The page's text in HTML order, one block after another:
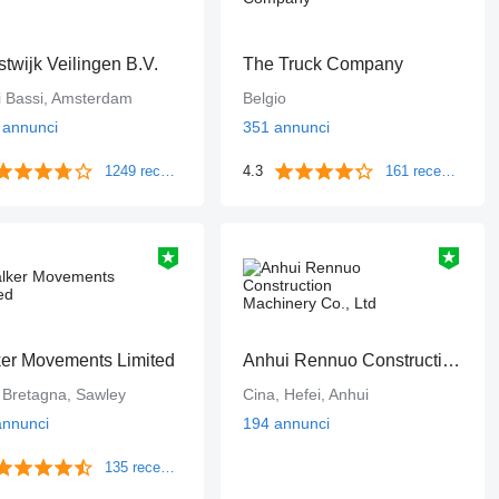
Veilingen B.V.
Bassi, Amsterdam
1249 recensioni
The Truck Company
Belgio
351 annunci
4.3 161 recensioni
Movements Limited
Sawley
135 recensioni
Anhui Rennuo Construction Machinery Co., Ltd
Cina, Hefei, Anhui
194 annunci